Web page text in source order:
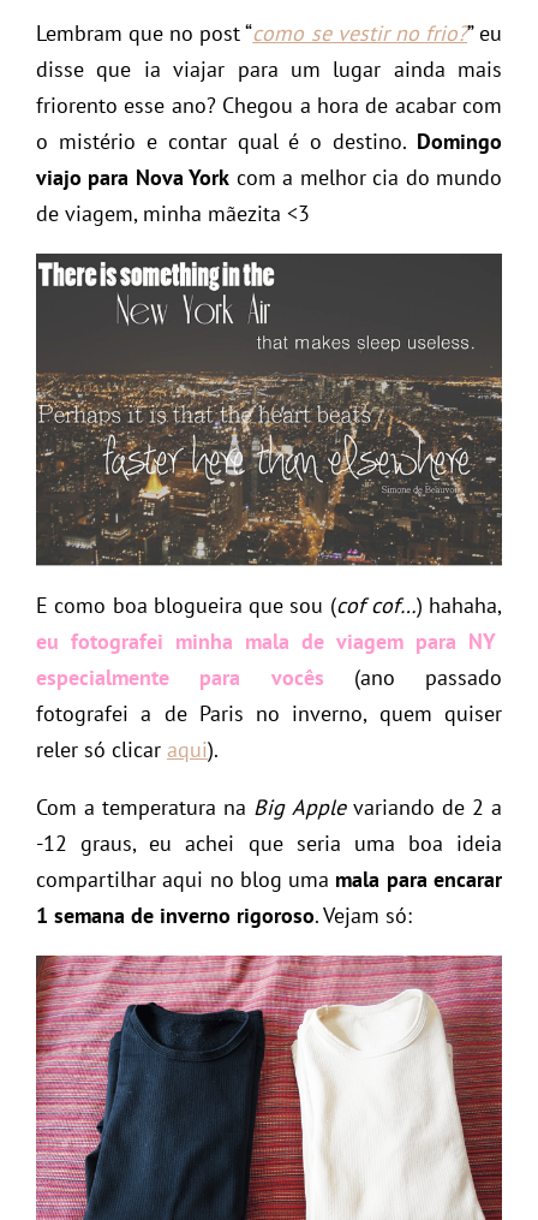
Lembram que no post “como se vestir no frio?” eu
disse que ia viajar para um lugar ainda mais
friorento esse ano? Chegou a hora de acabar com
o mistério e contar qual é o destino. Domingo
viajo para Nova York com a melhor cia do mundo
de viagem, minha mãezita <3
E como boa blogueira que sou (cof cof…) hahaha,
eu fotografei minha mala de viagem para NY
especialmente para vocês (ano passado
fotografei a de Paris no inverno, quem quiser
reler só clicar aqui).
Com a temperatura na Big Applevariando de 2 a
-12 graus, eu achei que seria uma boa ideia
compartilhar aqui no blog uma mala para encarar
1 semana de inverno rigoroso. Vejam só: